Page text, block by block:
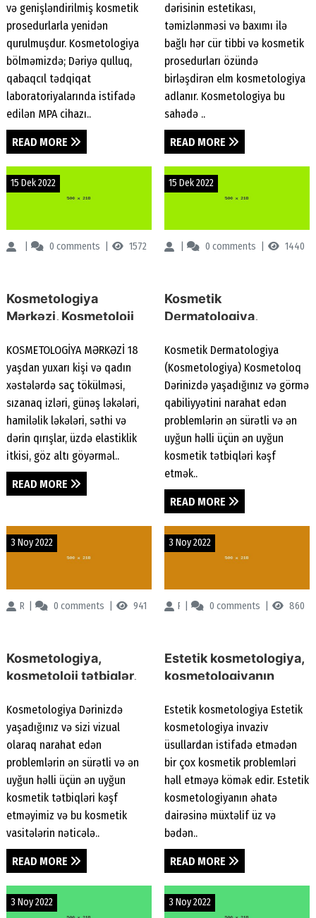
mezoterapiya,
Dermaterapi
və genişləndirilmiş kosmetik
prosedurlarla yenidən
qurulmuşdur. Kosmetologiya
bölməmizdə; Dəriyə qulluq,
qabaqcıl tədqiqat
laboratoriyalarında istifadə
edilən MPA cihazı..
READ MORE
Q-switched
dərisinin estetikası,
təmizlənməsi və baxımı ilə
bağlı hər cür tibbi və kosmetik
prosedurları özündə
birləşdirən elm kosmetologiya
adlanır. Kosmetologiya bu
sahədə ..
READ MORE
Renessans Klinikası
0comments 1572
15 Dek 2022
Kosmetologiya
Mərkəzi, Kosmetoloji
tərləmə müalicəsi,
mezoterapiya, PRP
KOSMETOLOGİYA MƏRKƏZİ 18
yaşdan yuxarı kişi və qadın
xəstələrdə saç tökülməsi,
sızanaq izləri, günəş ləkələri,
hamiləlik ləkələri, səthi və
dərin qırışlar, üzdə elastiklik
itkisi, göz altı göyərməl..
READ MORE
Renessans Klinikası
0comments 1440
15 Dek 2022
Kosmetik
Dermatologiya,
Kosmetoloq,
Kosmetoloji xidmət,
Kosmetoloji xidmət
Kosmetik Dermatologiya
(Kosmetologiya) Kosmetoloq
Dərinizdə yaşadığınız və görmə
qabiliyyətini narahat edən
problemlərin ən sürətli və ən
uyğun həlli üçün ən uyğun
kosmetik tətbiqləri kəşf
etmək..
READ MORE
0comments 941
3 Noy 2022
Kosmetologiya,
kosmetoloji tətbiqlər,
estetik kosmetologiya
Kosmetologiya Dərinizdə
yaşadığınız və sizi vizual
olaraq narahat edən
problemlərin ən sürətli və ən
uyğun həlli üçün ən uyğun
kosmetik tətbiqləri kəşf
etməyimiz və bu kosmetik
vasitələrin nəticələ..
READ MORE
0comments 860
3 Noy 2022
Estetik kosmetologiya,
kosmetologiyanın
problemləri
Estetik kosmetologiya Estetik
kosmetologiya invaziv
üsullardan istifadə etmədən
bir çox kosmetik problemləri
həll etməyə kömək edir. Estetik
kosmetologiyanın əhatə
dairəsinə müxtəlif üz və
bədən..
READ MORE
3 Noy 2022 3 Noy 2022